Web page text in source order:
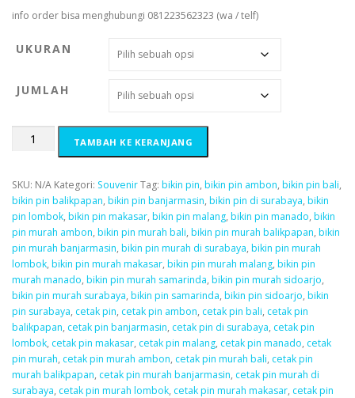
1
0
0
g
g
a
R
p
2
,
2
0
0
.
0
0
info order bisa menghubungi 081223562323 (wa / telf)
UKURAN
JUMLAH
Kuantitas
1
sisi
TAMBAH KE KERANJANG
SKU: N/A Kategori: SouvenirTag: bikin pin, bikin pin ambon, bikin pin bali,
bikin pin balikpapan, bikin pin banjarmasin, bikin pin di surabaya, bikin
pin lombok, bikin pin makasar, bikin pin malang, bikin pin manado, bikin
pin murah ambon, bikin pin murah bali, bikin pin murah balikpapan, bikin
pin murah banjarmasin, bikin pin murah di surabaya, bikin pin murah
lombok, bikin pin murah makasar, bikin pin murah malang, bikin pin
murah manado, bikin pin murah samarinda, bikin pin murah sidoarjo,
bikin pin murah surabaya, bikin pin samarinda, bikin pin sidoarjo, bikin
pin surabaya, cetak pin, cetak pin ambon, cetak pin bali, cetak pin
balikpapan, cetak pin banjarmasin, cetak pin di surabaya, cetak pin
lombok, cetak pin makasar, cetak pin malang, cetak pin manado, cetak
pin murah, cetak pin murah ambon, cetak pin murah bali, cetak pin
murah balikpapan, cetak pin murah banjarmasin, cetak pin murah di
surabaya, cetak pin murah lombok, cetak pin murah makasar, cetak pin